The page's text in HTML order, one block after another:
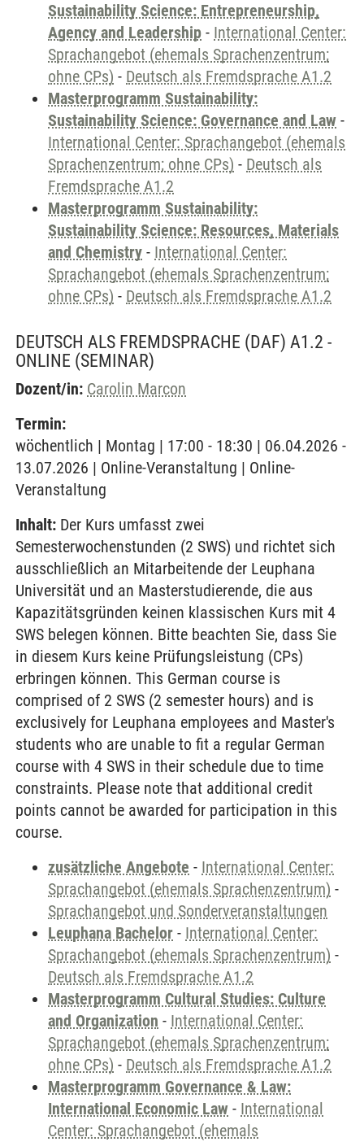
Sustainability Science: Entrepreneurship,
Agency and Leadership - International Center:
Sprachangebot (ehemals Sprachenzentrum;
ohne CPs) - Deutsch als Fremdsprache A1.2
Masterprogramm Sustainability:
Sustainability Science: Governance and Law -
International Center: Sprachangebot (ehemals
Sprachenzentrum; ohne CPs) - Deutsch als
Fremdsprache A1.2
Masterprogramm Sustainability:
Sustainability Science: Resources, Materials
and Chemistry - International Center:
Sprachangebot (ehemals Sprachenzentrum;
ohne CPs) - Deutsch als Fremdsprache A1.2
DEUTSCH ALS FREMDSPRACHE (DAF) A1.2 -
ONLINE (SEMINAR)
Dozent/in: Carolin Marcon
Termin:
wöchentlich | Montag | 17:00 - 18:30 | 06.04.2026 -
13.07.2026 | Online-Veranstaltung | Online-
Veranstaltung
Inhalt: Der Kurs umfasst zwei
Semesterwochenstunden (2 SWS) und richtet sich
ausschließlich an Mitarbeitende der Leuphana
Universität und an Masterstudierende, die aus
Kapazitätsgründen keinen klassischen Kurs mit 4
SWS belegen können. Bitte beachten Sie, dass Sie
in diesem Kurs keine Prüfungsleistung (CPs)
erbringen können. This German course is
comprised of 2 SWS (2 semester hours) and is
exclusively for Leuphana employees and Master's
students who are unable to fit a regular German
course with 4 SWS in their schedule due to time
constraints. Please note that additional credit
points cannot be awarded for participation in this
course.
zusätzliche Angebote - International Center:
Sprachangebot (ehemals Sprachenzentrum) -
Sprachangebot und Sonderveranstaltungen
Leuphana Bachelor - International Center:
Sprachangebot (ehemals Sprachenzentrum) -
Deutsch als Fremdsprache A1.2
Masterprogramm Cultural Studies: Culture
and Organization - International Center:
Sprachangebot (ehemals Sprachenzentrum;
ohne CPs) - Deutsch als Fremdsprache A1.2
Masterprogramm Governance & Law:
International Economic Law - International
Center: Sprachangebot (ehemals